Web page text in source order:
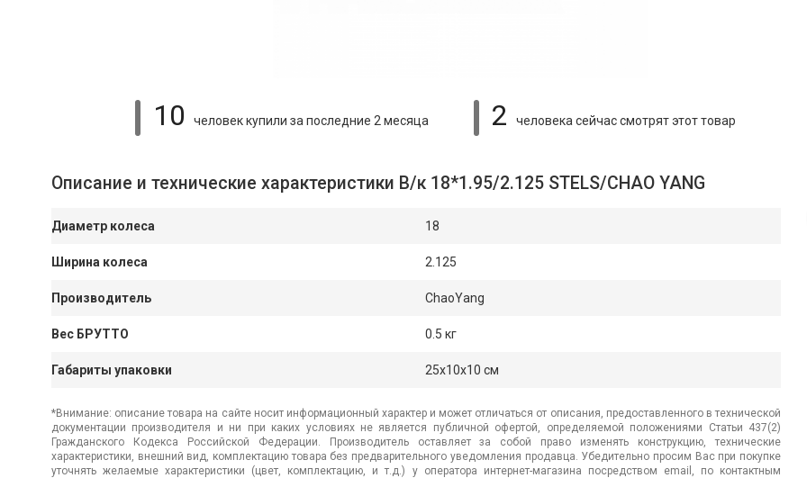
10 человек купили за последние 2 месяца 2 человека сейчас смотрятэтот товар
Описание и технические характеристики В/к 18*1.95/2.125 STELS/СHAO YANG
Диаметр колеса 18
Ширина колеса 2.125
Производитель ChaoYang
Вес БРУТТО 0.5 кг
Габариты упаковки 25x10x10 см
*Внимание: описание товара на сайте носит информационный характер и может отличаться от описания, предоставленного в технической
документации производителя и ни при каких условиях не является публичной офертой, определяемой положениями Статьи 437(2)
Гражданского Кодекса Российской Федерации. Производитель оставляет за собой право изменять конструкцию, технические
характеристики, внешний вид, комплектацию товара без предварительного уведомления продавца. Убедительно просим Вас при покупке
уточнять желаемые характеристики (цвет, комплектацию, и т.д.) у оператора интернет-магазина посредством email, по контактным